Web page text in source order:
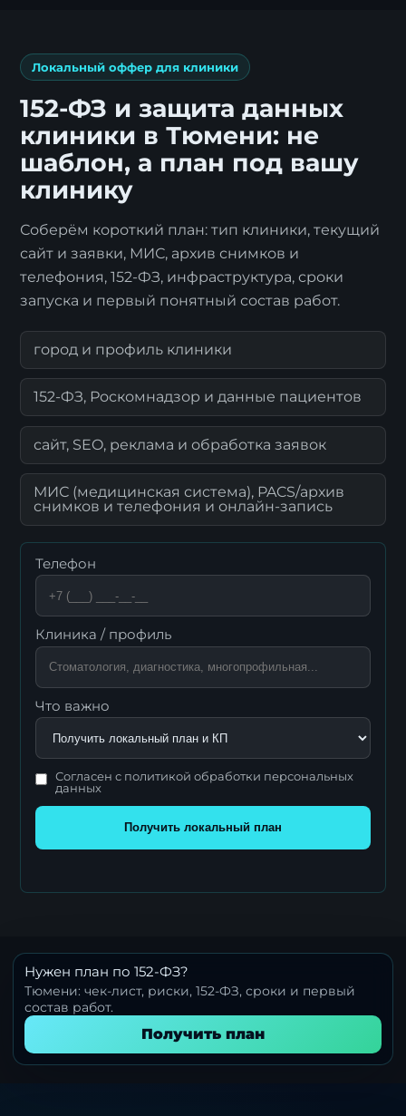
Локальный оффер для клиники
152-ФЗ и защита данных
клиники в Тюмени: не
шаблон, а план под вашу
клинику
Соберём короткий план: тип клиники, текущий
сайт и заявки, МИС, архив снимков и
телефония, 152-ФЗ, инфраструктура, сроки
запуска и первый понятный состав работ.
город и профиль клиники
152-ФЗ, Роскомнадзор и данные пациентов
сайт, SEO, реклама и обработка заявок
МИС (медицинская система), PACS/архив
снимков и телефония и онлайн-запись
Телефон
Клиника / профиль
Что важно
Согласен с политикой обработки персональных
данных
Получить локальный план
Нужен план по 152-ФЗ?
Тюмени: чек-лист, риски, 152-ФЗ, сроки и первый
состав работ.
Получить план
Отправить заявку